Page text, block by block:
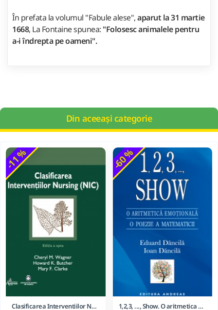
În prefata la volumul "Fabule alese",aparut la 31 martie
1668, La Fontaine spunea: "Folosesc animalele pentru
a-i îndrepta pe oameni".
Din aceeași categorie
-11 %
Clasificarea Interventiilor Nursing (NIC)
-60 %
1,2,3, ..., Show. O aritmetica emotionala, o poezie a matematicii - Ioan Dancila